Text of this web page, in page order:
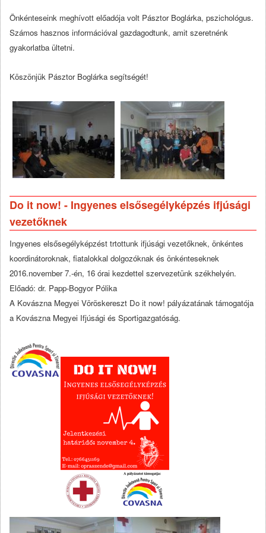
Önkénteseink meghívott előadója volt Pásztor Boglárka, pszichológus.
Számos hasznos információval gazdagodtunk, amit szeretnénk
gyakorlatba ültetni.
Köszönjük Pásztor Boglárka segítségét!
Do it now! - Ingyenes elsősegélyképzés ifjúsági
vezetőknek
Ingyenes elsősegélyképzést trtottunk ifjúsági vezetőknek, önkéntes
koordinátoroknak, fiatalokkal dolgozóknak és önkénteseknek
2016.november 7.-én, 16 órai kezdettel szervezetünk székhelyén.
Előadó: dr. Papp-Bogyor Pólika
A Kovászna Megyei Vöröskereszt Do it now! pályázatának támogatója
a Kovászna Megyei Ifjúsági és Sportigazgatóság.